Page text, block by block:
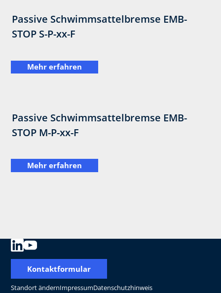
Passive Schwimmsattelbremse EMB-
STOP S-P-xx-F
Mehr erfahren
Passive Schwimmsattelbremse EMB-
STOP M-P-xx-F
Mehr erfahren
Standort ändernImpressumDatenschutzhinweis
Kontaktformular